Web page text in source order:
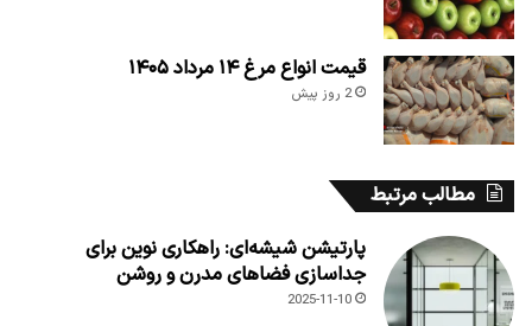
قیمت انواع مرغ ۱۴ مرداد ۱۴۰۵
2 روز پیش
مطالب مرتبط
پارتیشن شیشه‌ای: راهکاری نوین برای
جداسازی فضاهای مدرن و روشن
2025-11-10